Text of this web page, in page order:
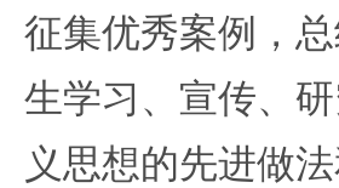
征集优秀案例，
生学习、宣传、
义思想的先进做